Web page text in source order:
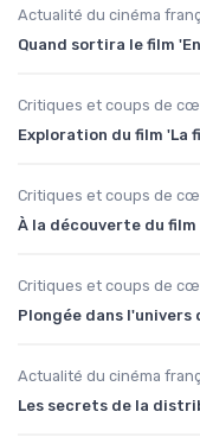
Actualité du cinéma
Quand sortira le film
Critiques et coups de
Exploration du film 'La
Critiques et coups de
À la découverte du film
Critiques et coups de
Plongée dans l'univers
Actualité du cinéma
Les secrets de la